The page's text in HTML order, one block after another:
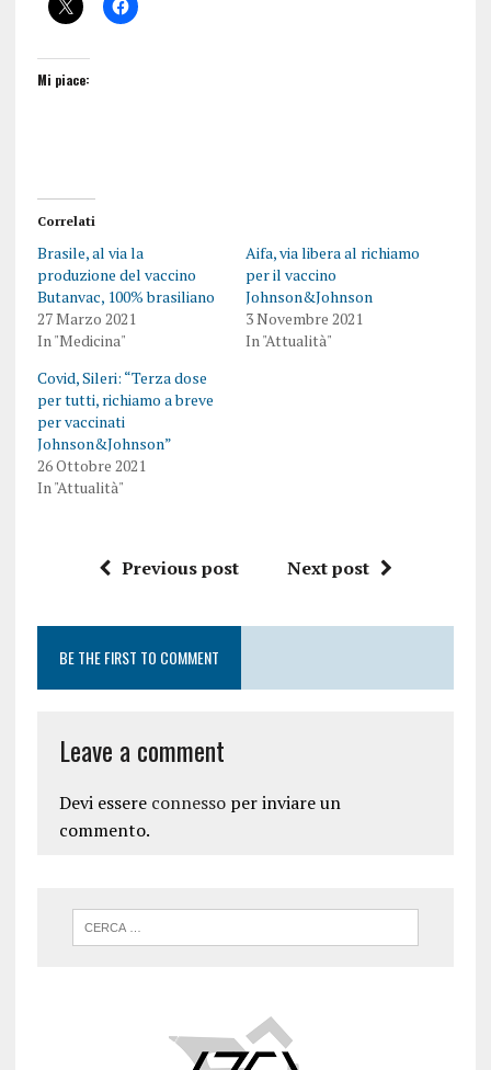
Mi piace:
Correlati
Brasile, al via la
produzione del vaccino
Butanvac, 100% brasiliano
27 Marzo 2021
In "Medicina"
Aifa, via libera al richiamo
per il vaccino
Johnson&Johnson
3 Novembre 2021
In "Attualità"
Covid, Sileri: “Terza dose
per tutti, richiamo a breve
per vaccinati
Johnson&Johnson”
26 Ottobre 2021
In "Attualità"
Previous post Next post
BE THE FIRST TO COMMENT
Leave a comment
Devi essere connessoper inviare un
commento.